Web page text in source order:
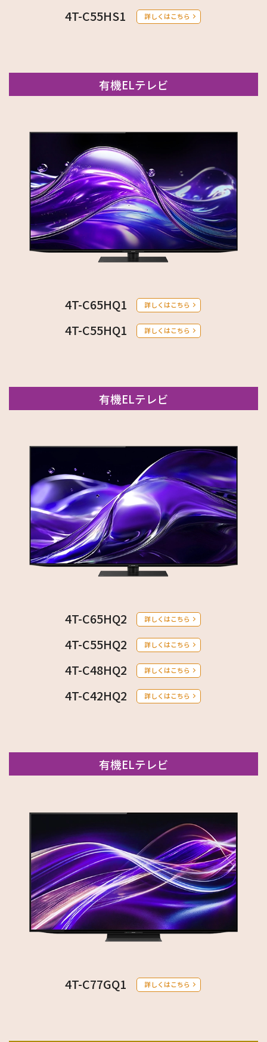
4T-C55HS1 詳しくはこちら
有機ELテレビ
4T-C65HQ1 詳しくはこちら
4T-C55HQ1 詳しくはこちら
有機ELテレビ
4T-C65HQ2 詳しくはこちら
4T-C55HQ2 詳しくはこちら
4T-C48HQ2 詳しくはこちら
4T-C42HQ2 詳しくはこちら
有機ELテレビ
4T-C77GQ1 詳しくはこちら